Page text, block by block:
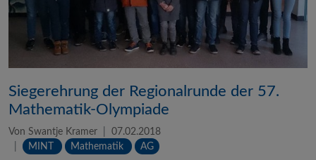
Siegerehrung der Regionalrunde der 57.
Mathematik-Olympiade
Von Swantje Kramer
07.02.2018
MINT
Mathematik AG